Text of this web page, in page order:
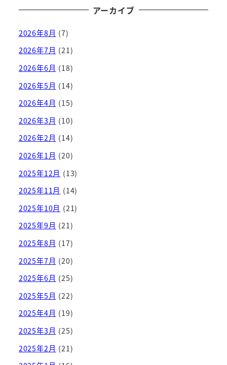
アーカイブ
2026年8月 (7)
2026年7月 (21)
2026年6月 (18)
2026年5月 (14)
2026年4月 (15)
2026年3月 (10)
2026年2月 (14)
2026年1月 (20)
2025年12月 (13)
2025年11月 (14)
2025年10月 (21)
2025年9月 (21)
2025年8月 (17)
2025年7月 (20)
2025年6月 (25)
2025年5月 (22)
2025年4月 (19)
2025年3月 (25)
2025年2月 (21)